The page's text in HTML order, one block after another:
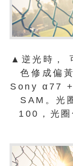
▲逆光時，
色修成偏
Sony α77
SAM。光
100，光圈